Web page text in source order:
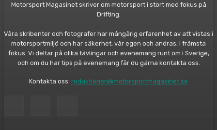
Motorsport Magasinet skriver om motorsport i stort med fokus på
Drifting.
Våra skribenter och fotografer har mångårig erfarenhet av att vistas i
motorsportmiljö och har säkerhet, vår egen och andras, i främsta
fokus. Vi deltar på olika tävlingar och evenemang runt om i Sverige,
och om du har tips på evenemang får du gärna kontakta oss.
Kontakta oss: redaktionen@motorsportmagasinet.se